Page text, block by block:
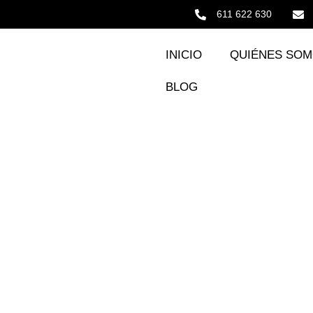
611 622 630
INICIO QUIÉNES
BLOG